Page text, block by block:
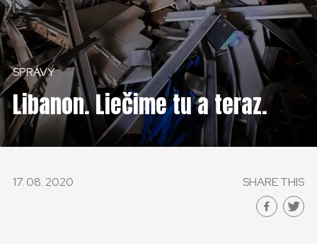
SPRÁVY
Libanon. Liečime tu a teraz.
17. 08. 2020 SHARE THIS